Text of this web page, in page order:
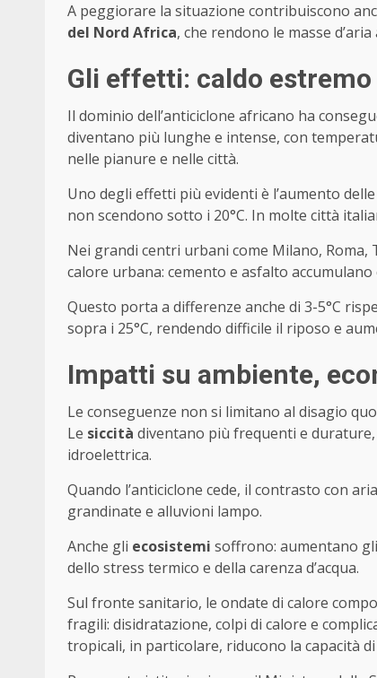
A peggiorare la situazione contribuiscono
del Nord Africa, che rendono le masse
Gli effetti: caldo
Il dominio dell’anticiclone africano ha
diventano più lunghe e intense, con
nelle pianure e nelle città.
Uno degli effetti più evidenti è l’aumento
non scendono sotto i 20°C. In molte città
Nei grandi centri urbani come Milano,
calore urbana: cemento e asfalto
Questo porta a differenze anche di 3-5°C
sopra i 25°C, rendendo difficile il riposo e
Impatti su ambiente,
Le conseguenze non si limitano al disagio
Le siccità diventano più frequenti e
idroelettrica.
Quando l’anticiclone cede, il contrasto con
grandinate e alluvioni lampo.
Anche gli ecosistemi soffrono: aumentano
dello stress termico e della carenza d’acqua.
Sul fronte sanitario, le ondate di calore
fragili: disidratazione, colpi di calore e
tropicali, in particolare, riducono la capacità